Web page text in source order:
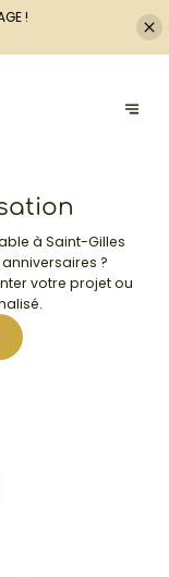
!
à Saint-Gilles
?
votre projet ou